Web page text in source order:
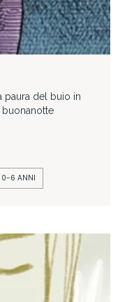
paura del buio in
buonanotte
0-6 ANNI